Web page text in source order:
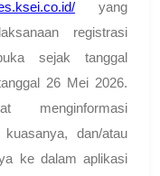
yang
registrasi
sejak tanggal
26 Mei 2026.
menginformasi
dan/atau
ke dalam aplikasi